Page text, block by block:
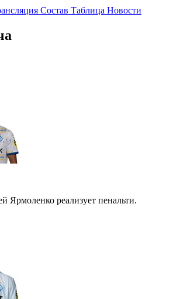
Состав Таблица Новости
Ярмоленко реализует пенальти.